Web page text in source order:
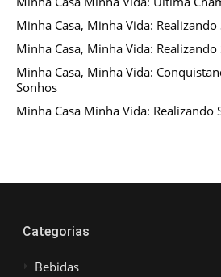
Minha Casa, Minha Vida: Realizando
Minha Casa, Minha Vida: Realizando
Minha Casa, Minha Vida:
Sonhos
Minha Casa Minha Vida: Realizando
Categorias
Bebidas